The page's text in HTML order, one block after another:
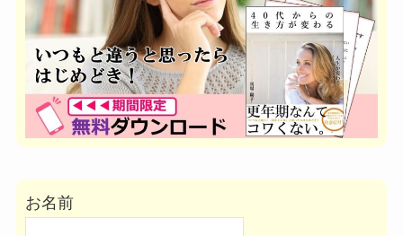
お名前